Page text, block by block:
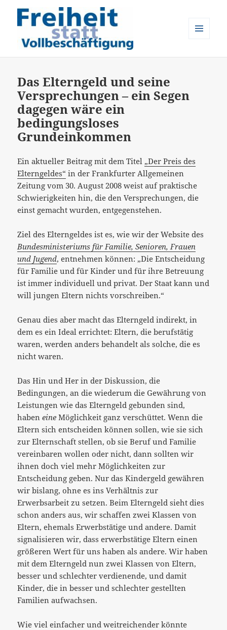
Das Elterngeld und seine
Versprechungen – ein Segen
dagegen wäre ein
bedingungsloses
Grundeinkommen
Ein aktueller Beitrag mit dem Titel „Der Preis des
Elterngeldes“ in der Frankfurter Allgemeinen
Zeitung vom 30. August 2008 weist auf praktische
Schwierigkeiten hin, die den Versprechungen, die
einst gemacht wurden, entgegenstehen.
Ziel des Elterngeldes ist es, wie wir der Website des
Bundesministeriums für Familie, Senioren, Frauen
und Jugend, entnehmen können: „Die Entscheidung
für Familie und für Kinder und für ihre Betreuung
ist immer individuell und privat. Der Staat kann und
will jungen Eltern nichts vorschreiben.“
Genau dies aber macht das Elterngeld indirekt, in
dem es ein Ideal errichtet: Eltern, die berufstätig
waren, werden anders behandelt als solche, die es
nicht waren.
Das Hin und Her in der Diskussion, die
Bedingungen, an die wiederum die Gewährung von
Leistungen wie das Elterngeld gebunden sind,
habeneine Möglichkeit ganz verschüttet. Wenn die
Eltern sich entscheiden können sollen, wie sie sich
zur Elternschaft stellen, ob sie Beruf und Familie
vereinbaren wollen oder nicht, dann sollten wir
ihnen doch viel mehr Möglichkeiten zur
Entscheidung geben. Nur das Kindergeld gewähren
wir bislang, ohne es ins Verhältnis zur
Erwerbsarbeit zu setzen. Beim Elterngeld sieht dies
schon anders aus, wir schaffen zwei Klassen von
Eltern, ehemals Erwerbstätige und andere. Damit
signalisieren wir, dass erwerbstätige Eltern einen
größeren Wert für uns haben als andere. Wir haben
mit dem Elterngeld nun zwei Klassen von Eltern,
besser und schlechter verdienende, und damit
Kinder, die in besser und schlechter gestellten
Familien aufwachsen.
Wie viel einfacher und weitreichender könnte